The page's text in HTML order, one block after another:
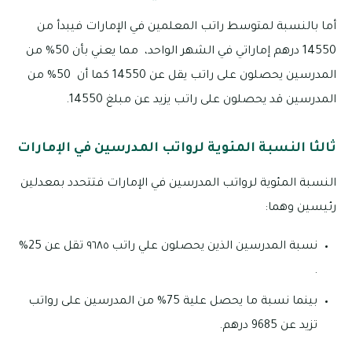
أما بالنسبة لمتوسط راتب المعلمين في الإمارات فيبدأ من
14550 درهم إماراتي في الشهر الواحد، مما يعني بأن 50% من
المدرسين يحصلون على راتب يقل عن 14550 كما أن 50% من
المدرسين قد يحصلون على راتب يزيد عن مبلغ 14550.
ثالثا النسبة المئوية لرواتب المدرسين في الإمارات
النسبة المئوية لرواتب المدرسين في الإمارات فتتحدد بمعدلين
رئيسين وهما:
نسبة المدرسين الذين يحصلون علي راتب ٩٦٨٥ تقل عن 25%
.
بينما نسبة ما يحصل علية 75% من المدرسين على رواتب
تزيد عن 9685 درهم.